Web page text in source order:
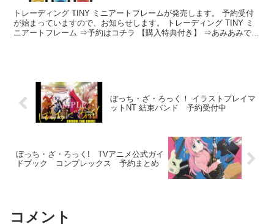
トレーディング TINY ミニアートフレームが発売します。 予約受付
が始まっていますので、お知らせします。 トレーディング TINY ミ
ニアートフレーム ⇒予約はコチラ 【購入特典付き】 ⇒あみあみで予
ぼっち・ざ・ろっく！ イラストプレイマ
ットNT 結束バンド 予約受付中
ぼっち・ざ・ろっく! TVアニメ公式ガイ
ドブック コンプレックス 予約まとめ
コメント